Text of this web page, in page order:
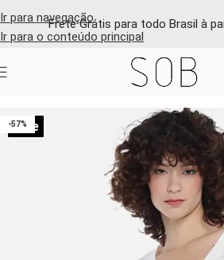
Ir para navegação
Ir para o conteúdo principal
Frete Grátis para todo Brasil à
Início Vestidos e macacões
-57%
Sale